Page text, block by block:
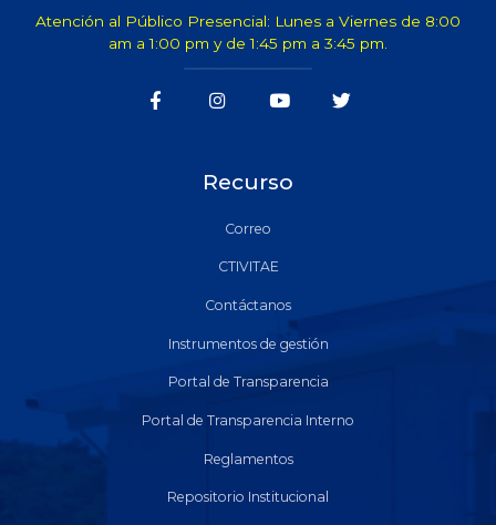
Atención al Público Presencial: Lunes a Viernes de 8:00
am a 1:00 pm y de 1:45 pm a 3:45 pm.
Recurso
Correo
CTIVITAE
Contáctanos
Instrumentos de gestión
Portal de Transparencia
Portal de Transparencia Interno
Reglamentos
Repositorio Institucional